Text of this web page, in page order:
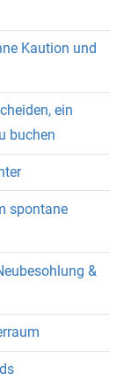
Kaution und
ein
buchen
spontane
&